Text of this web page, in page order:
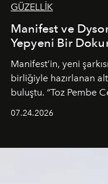
GÜZELLİK
Manifest ve
Yepyeni Bir
Manifest’in, yeni
birliğiyle hazırlanan
buluştu. “Toz Pembe
unsurlarından biri
07.24.2026